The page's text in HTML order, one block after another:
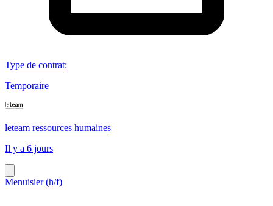
Type de contrat:
Temporaire
leteam ressources humaines
Il y a 6 jours
Menuisier (h/f)